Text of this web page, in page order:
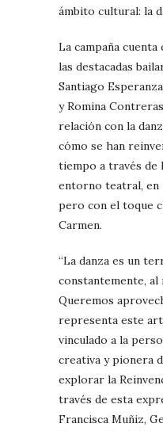
ámbito cultural: la
La campaña
las destacadas
Santiago
y Romina
relación con la
cómo se han
tiempo a través de
entorno teatral, en
pero con el toque
Carmen.
“La danza es un
constantemente, al
Queremos
representa este
vinculado a la
creativa y pionera
explorar la
través de esta
Francisca Muñiz,